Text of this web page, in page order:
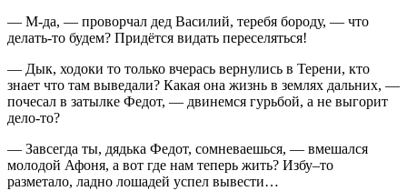
— М-да, — проворчал дед Василий, теребя бороду, — что
делать-то будем? Придётся видать переселяться!
— Дык, ходоки то только вчерась вернулись в Терени, кто
знает что там выведали? Какая она жизнь в землях дальних, —
почесал в затылке Федот, — двинемся гурьбой, а не выгорит
дело-то?
— Завсегда ты, дядька Федот, сомневаешься, — вмешался
молодой Афоня, а вот где нам теперь жить? Избу–то
разметало, ладно лошадей успел вывести…